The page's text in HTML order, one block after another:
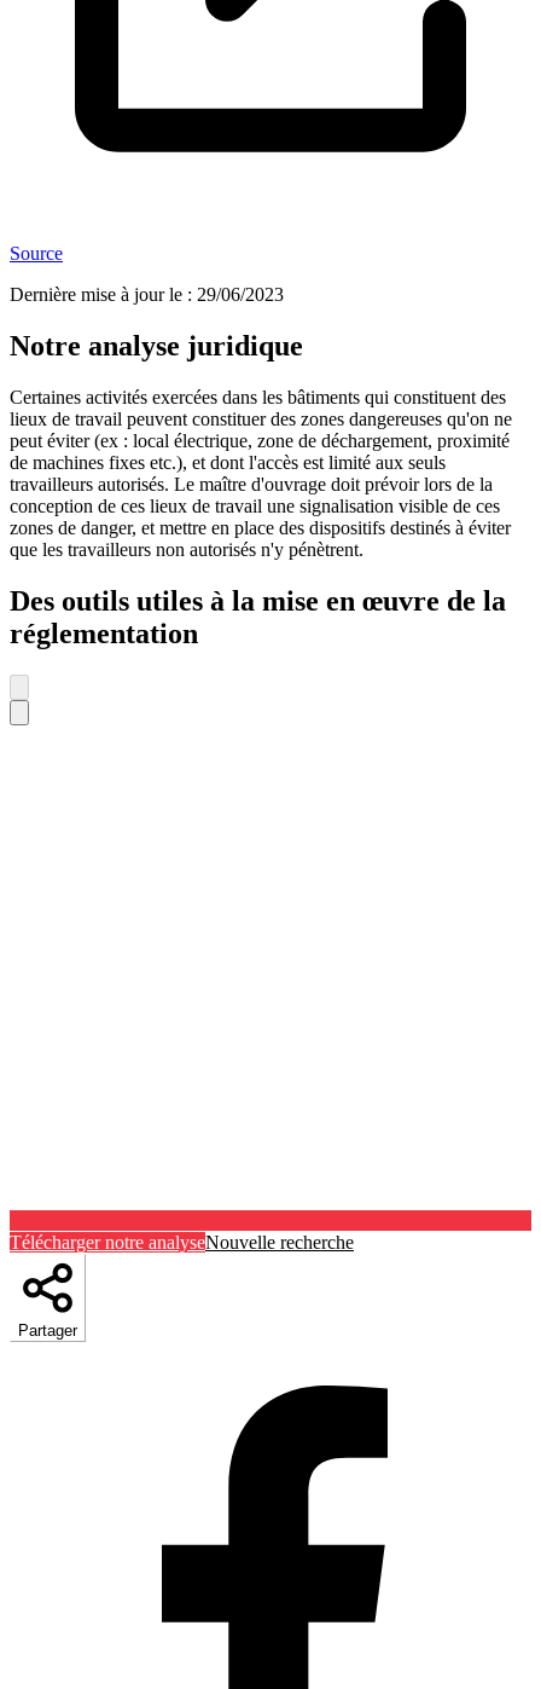
Source
Dernière mise à jour le : 29/06/2023
Notre analyse juridique
Certaines activités exercées dans les bâtiments qui constituent des
lieux de travail peuvent constituer des zones dangereuses qu'on ne
peut éviter (ex : local électrique, zone de déchargement, proximité
de machines fixes etc.), et dont l'accès est limité aux seuls
travailleurs autorisés. Le maître d'ouvrage doit prévoir lors de la
conception de ces lieux de travail une signalisation visible de ces
zones de danger, et mettre en place des dispositifs destinés à éviter
que les travailleurs non autorisés n'y pénètrent.
Des outils utiles à la mise en œuvre de la
réglementation
Télécharger notre analyseNouvelle recherche
Partager